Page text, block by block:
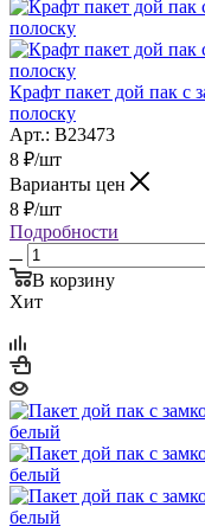
Крафт пакет дой пак с
полоску
Арт.: B23473
8 ₽/шт
Варианты цен
8 ₽/шт
Подробности
В корзину
Хит